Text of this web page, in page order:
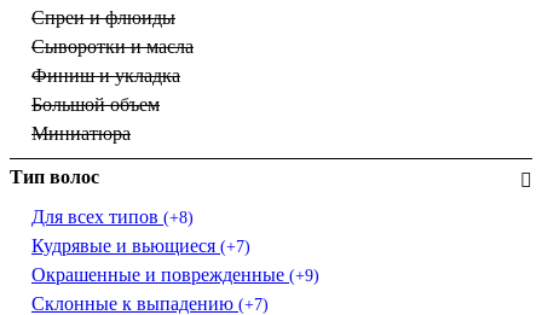
Спреи и флюиды
Сыворотки и масла
Финиш и укладка
Большой объем
Миниатюра
Тип волос
Для всех типов (+8)
Кудрявые и вьющиеся (+7)
Окрашенные и поврежденные (+9)
Склонные к выпадению (+7)